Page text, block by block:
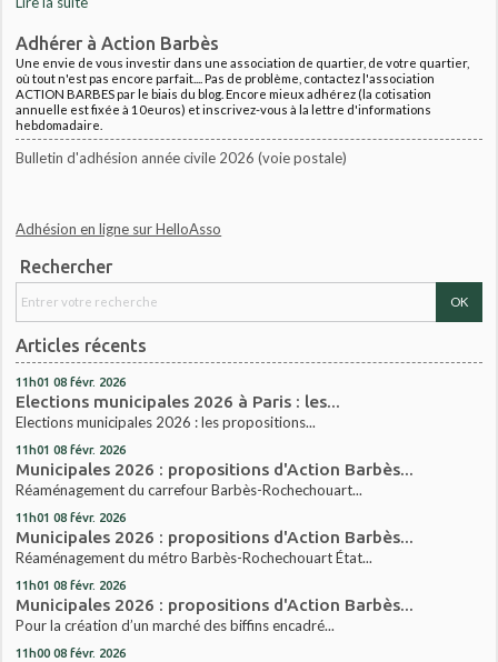
Adhérer à Action Barbès
Une envie de vous investir dans une association de quartier, de votre quartier,
où tout n'est pas encore parfait.... Pas de problème, contactez l'association
ACTION BARBES par le biais du blog. Encore mieux adhérez (la cotisation
annuelle est fixée à 10euros) et inscrivez-vous à la lettre d'informations
hebdomadaire.
Bulletin d'adhésion année civile 2026 (voie postale)
Adhésion en ligne sur HelloAsso
Rechercher
Articles récents
11h01 08 févr. 2026
Elections municipales 2026 à Paris : les...
Elections municipales 2026 : les propositions...
11h01 08 févr. 2026
Municipales 2026 : propositions d'Action Barbès...
Réaménagement du carrefour Barbès-Rochechouart...
11h01 08 févr. 2026
Municipales 2026 : propositions d'Action Barbès...
Réaménagement du métro Barbès-Rochechouart État...
11h01 08 févr. 2026
Municipales 2026 : propositions d'Action Barbès...
Pour la création d’un marché des biffins encadré...
11h00 08 févr. 2026